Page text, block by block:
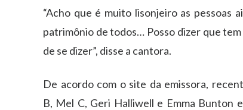
“Acho que é muito lisonjeiro as pessoas
patrimônio de todos… Posso dizer que
de se dizer”, disse a cantora.
De acordo com o site da emissora,
B, Mel C, Geri Halliwell e Emma Bunton